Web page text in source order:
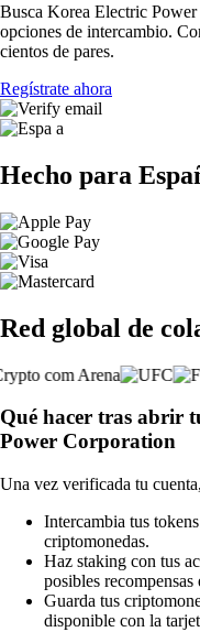
Busca Korea Electric
opciones de intercambio.
cientos de pares.
Regístrate ahora
Hecho para
Red global de
Qué hacer tras abrir
Power Corporation
Una vez verificada tu
Intercambia tus
criptomonedas.
Haz staking con tus
posibles recompensas
Guarda tus
disponible con la